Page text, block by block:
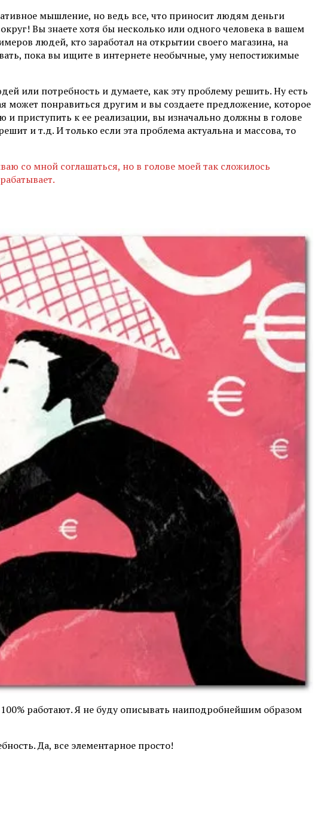
мышление, но ведь все, что приносит людям деньги
Вы знаете хотя бы несколько или одного человека в вашем
людей, кто заработал на открытии своего магазина, на
пока вы ищите в интернете необычные, уму непостижимые
или потребность и думаете, как эту проблему решить. Ну есть
может понравиться другим и вы создаете предложение, которое
приступить к ее реализации, вы изначально должны в голове
и т.д. И только если эта проблема актуальна и массова, то
со мной соглашаться, но в голове моей так сложилось
работают. Я не буду описывать наиподробнейшим образом
Да, все элементарное просто!